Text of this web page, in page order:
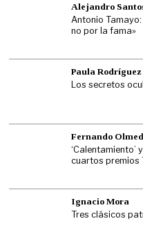
Alejandro
Antonio
no por la fama»
Paula Rodríguez
Los secretos
Fernando
‘Calentamiento’
cuartos premios
Ignacio Mora
Tres clásicos